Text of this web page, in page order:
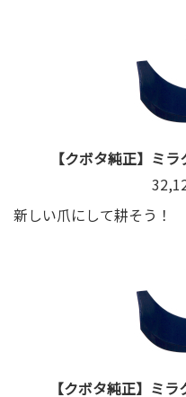
【クボタ純正】ミ
新しい爪にして耕そう！
【クボタ純正】ミ